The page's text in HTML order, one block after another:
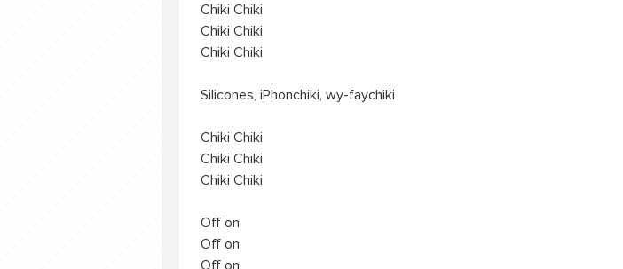
Chiki Chiki
Chiki Chiki
Chiki Chiki
Silicones, iPhonchiki, wy-faychiki
Chiki Chiki
Chiki Chiki
Chiki Chiki
Off on
Off on
Off on